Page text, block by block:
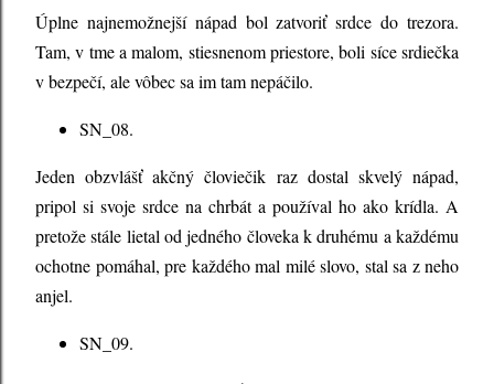
Úplne najnemožnejší nápad bol zatvoriť srdce do trezora.
Tam, v tme a malom, stiesnenom priestore, boli síce srdiečka
v bezpečí, ale vôbec sa im tam nepáčilo.
SN_08.
Jeden obzvlášť akčný človiečik raz dostal skvelý nápad,
pripol si svoje srdce na chrbát a používal ho ako krídla. A
pretože stále lietal od jedného človeka k druhému a každému
ochotne pomáhal, pre každého mal milé slovo, stal sa z neho
anjel.
SN_09.